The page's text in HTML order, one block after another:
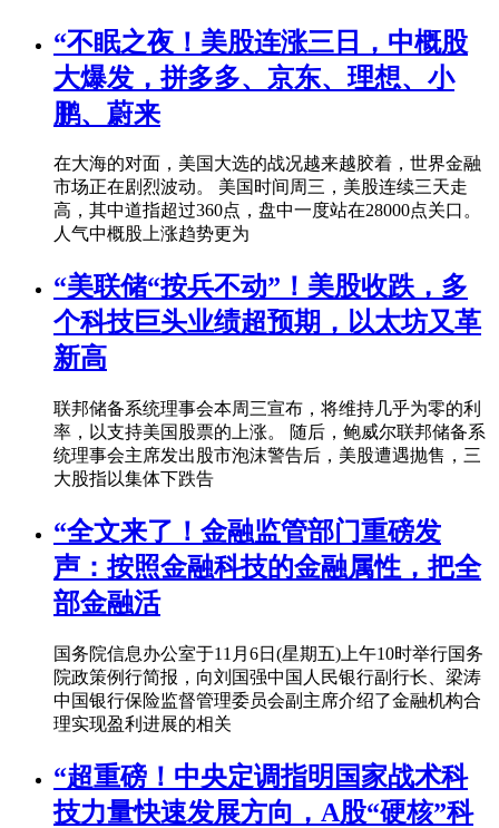
“不眠之夜！美股连涨三日，中概股
大爆发，拼多多、京东、理想、小
鹏、蔚来
在大海的对面，美国大选的战况越来越胶着，世界金融
市场正在剧烈波动。 美国时间周三，美股连续三天走
高，其中道指超过360点，盘中一度站在28000点关口。
人气中概股上涨趋势更为
“美联储“按兵不动”！美股收跌，多
个科技巨头业绩超预期，以太坊又革
新高
联邦储备系统理事会本周三宣布，将维持几乎为零的利
率，以支持美国股票的上涨。 随后，鲍威尔联邦储备系
统理事会主席发出股市泡沫警告后，美股遭遇抛售，三
大股指以集体下跌告
“全文来了！金融监管部门重磅发
声：按照金融科技的金融属性，把全
部金融活
国务院信息办公室于11月6日(星期五)上午10时举行国务
院政策例行简报，向刘国强中国人民银行副行长、梁涛
中国银行保险监督管理委员会副主席介绍了金融机构合
理实现盈利进展的相关
“超重磅！中央定调指明国家战术科
技力量快速发展方向，A股“硬核”科